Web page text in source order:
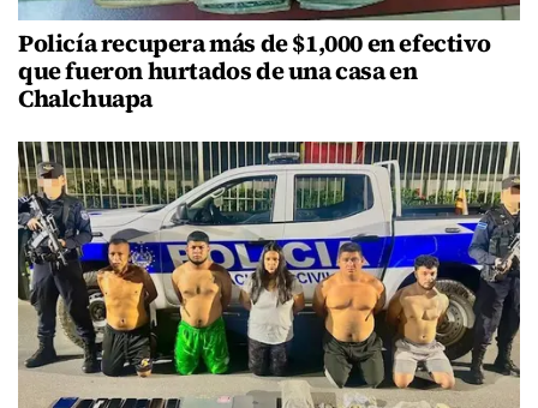
Policía recupera más de $1,000 en efectivo
que fueron hurtados de una casa en
Chalchuapa